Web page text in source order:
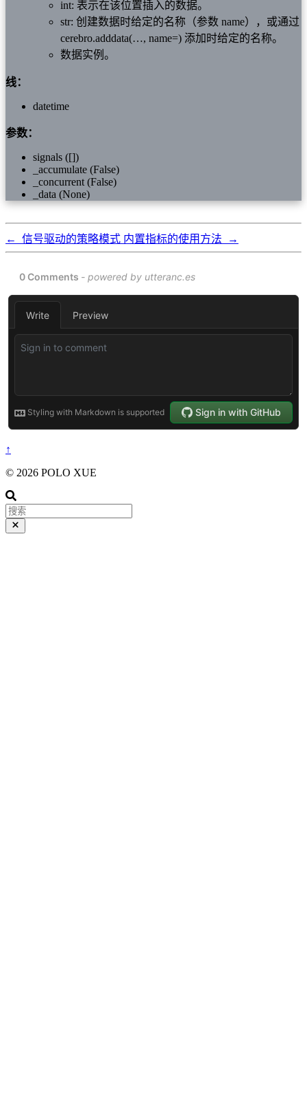
int: 表示在该位置插入的数据。
str: 创建数据时给定的名称（参数 name），或通过
cerebro.adddata(…, name=) 添加时给定的名称。
数据实例。
线：
datetime
参数：
signals ([])
_accumulate (False)
_concurrent (False)
_data (None)
← 信号驱动的策略模式 内置指标的使用方法 →
↑
© 2026 POLO XUE